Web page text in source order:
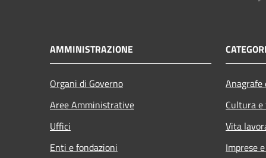
AMMINISTRAZIONE
Organi di Governo
Aree Amministrative
Uffici
Enti e fondazioni
Cultura
Vita
Imprese